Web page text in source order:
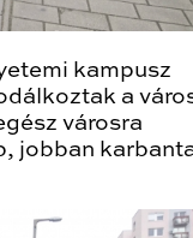
kampusz
a
városra
jobban